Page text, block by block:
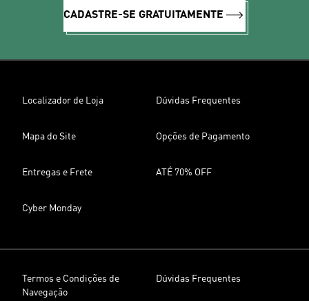
CADASTRE-SE GRATUITAMENTE
Localizador de Loja Dúvidas Frequentes
Mapa do Site Opções de Pagamento
Entregas e Frete ATÉ 70% OFF
Cyber Monday
Termos e Condições de
Navegação
Dúvidas Frequentes